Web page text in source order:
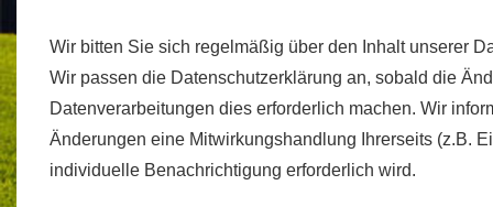
Wir bitten Sie sich regelmäßig über den Inhalt unserer
Wir passen die Datenschutzerklärung an, sobald die
Datenverarbeitungen dies erforderlich machen. Wir
Änderungen eine Mitwirkungshandlung Ihrerseits (z.B.
individuelle Benachrichtigung erforderlich wird.